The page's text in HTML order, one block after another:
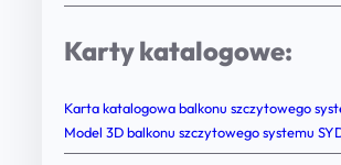
Karty katalogowe:
Karta katalogowa balkonu szczytowego
Model 3D balkonu szczytowego systemu